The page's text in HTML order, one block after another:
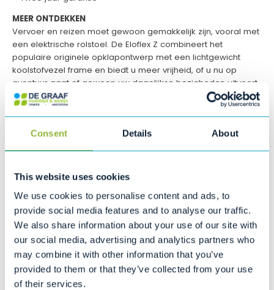
Consent Details About
This website uses cookies
We use cookies to personalise content and ads, to
provide social media features and to analyse our traffic.
We also share information about your use of our site with
our social media, advertising and analytics partners who
may combine it with other information that you’ve
provided to them or that they’ve collected from your use
of their services.
MEER ONTDEKKEN
Vervoer en reizen moet gewoon gemakkelijk zijn, vooral met
een elektrische rolstoel. De Eloflex Z combineert het
populaire originele opklapontwerp met een lichtgewicht
koolstofvezel frame en biedt u meer vrijheid, of u nu op
avontuur gaat of gewoon uw dagelijkse bezigheden uitvoert.
Met een gewicht van slechts 20 kg is de rolstoel gemakkelijk
mee te nemen in uw eigen auto en te vervoeren met het
openbaar vervoer.
Op zoek naar een ontspannende vakantie in het buitenland
goedgekeurd om mee te nemen tijdens een vlucht en
voldoen aan de aanbevelingen van de International Air
Transport Association (IATA). Dit maakt hem de ultieme
elektrische rolstoel voor mensen die graag reizen. Eloflex
zorgt voor de best mogelijke toegankelijkheid en comfort,
zowel buiten als binnen.
MOEILIJKE DINGEN WORDEN EENVOUDIGWij zetten ons in om
zelfstandig en actief wonen toegankelijk te maken voor